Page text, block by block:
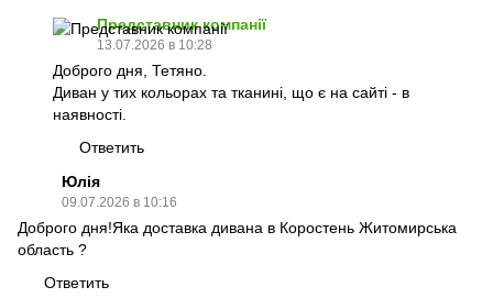
Представник компанії
13.07.2026 в 10:28
Доброго дня, Тетяно.
Диван у тих кольорах та тканині, що є на сайті - в
наявності.
Ответить
Юлія
09.07.2026 в 10:16
Доброго дня!Яка доставка дивана в Коростень Житомирська
область ?
Ответить